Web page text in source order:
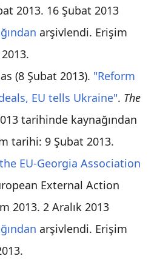
2013. 16 Şubat 2013
arşivlendi. Erişim
.
(8 Şubat 2013). "Reform
EU tells Ukraine". The
tarihinde kaynağından
tarihi: 9 Şubat 2013.
EU-Georgia Association
External Action
2013. 2 Aralık 2013
arşivlendi. Erişim
.